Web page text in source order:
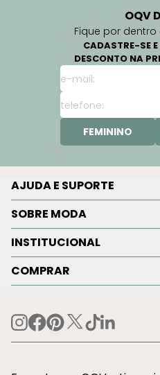
OQV
Fique por
CADASTRE-SE
DESCONTO NA
FEMININO
AJUDA E SUPORTE
SOBRE MODA
INSTITUCIONAL
COMPRAR